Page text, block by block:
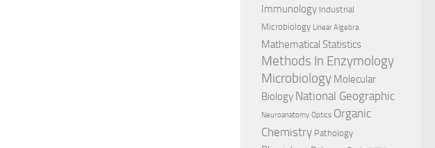
Immunology Industrial
Microbiology Linear Algebra
Mathematical Statistics
Methods In Enzymology
Microbiology Molecular
Biology National Geographic
Neuroanatomy Optics Organic
Chemistry Pathology